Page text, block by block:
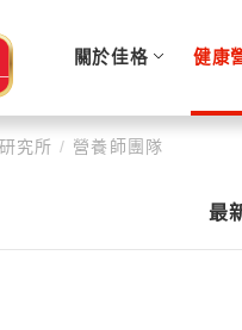
關於佳格 健康
究所/ 營養師團隊
最